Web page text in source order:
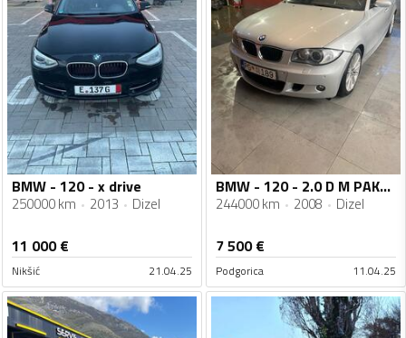
BMW - 120 - x drive
250000 km 2013 Dizel
11 000€
Nikšić 21.04.25
BMW - 120 - 2.0 D M PAKET
244000 km 2008 Dizel
7 500€
Podgorica 11.04.25